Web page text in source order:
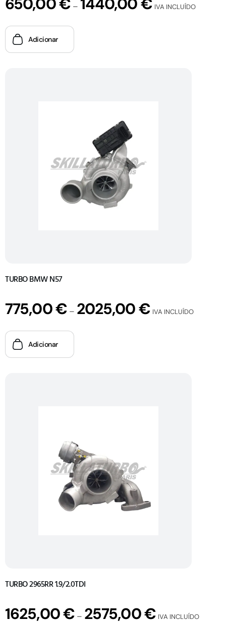
650,00€ – 1440,00€ IVA INCLUÍDO
Adicionar
TURBO BMW N57
775,00€ – 2025,00€ IVA INCLUÍDO
Adicionar
TURBO 2965RR 1.9/2.0TDI
1625,00€ – 2575,00€ IVA INCLUÍDO